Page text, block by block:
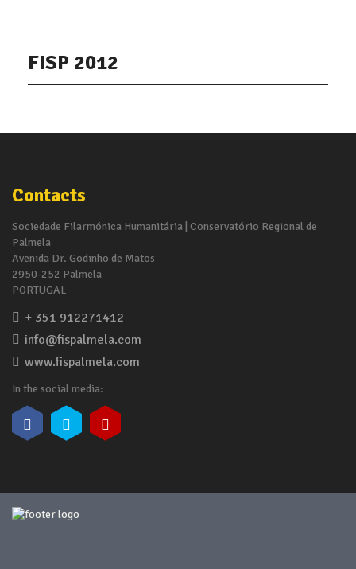
FISP 2012
Contacts
Sociedade Filarmónica Humanitária | Conservatório Regional de
Palmela
Avenida Dr. Godinho de Matos
2950-252 Palmela
PORTUGAL
+ 351 912271412
info@fispalmela.com
www.fispalmela.com
In the social media: